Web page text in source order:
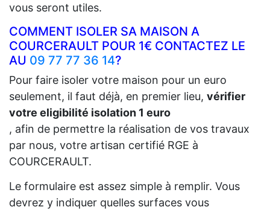
vous seront utiles.
COMMENT ISOLER SA MAISON A
COURCERAULT POUR 1€ CONTACTEZ LE
AU 09 77 77 36 14?
Pour faire isoler votre maison pour un euro
seulement, il faut déjà, en premier lieu, vérifier
votre eligibilité isolation 1 euro
, afin de permettre la réalisation de vos travaux
par nous, votre artisan certifié RGE à
COURCERAULT.
Le formulaire est assez simple à remplir. Vous
devrez y indiquer quelles surfaces vous